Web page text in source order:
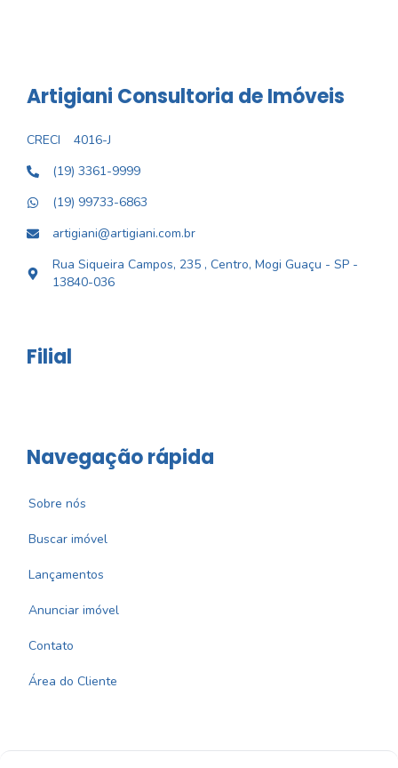
Artigiani Consultoria de Imóveis
CRECI
4016-J
(19) 3361-9999
(19) 99733-6863
artigiani@artigiani.com.br
Rua Siqueira Campos, 235 , Centro, Mogi Guaçu - SP -
13840-036
Filial
Navegação rápida
Sobre nós
Buscar imóvel
Lançamentos
Anunciar imóvel
Contato
Área do Cliente